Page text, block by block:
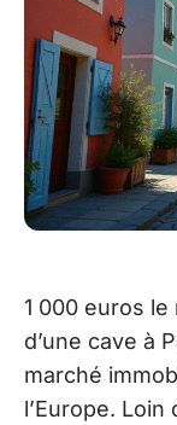
1 000 euros
d’une cave à
marché
l’Europe.